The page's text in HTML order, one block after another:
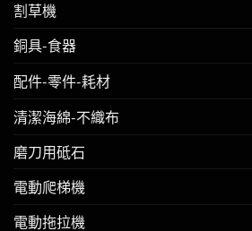
割草機
銅具-食器
配件-零件-耗材
清潔海綿-不織布
磨刀用砥石
電動爬梯機
電動拖拉機